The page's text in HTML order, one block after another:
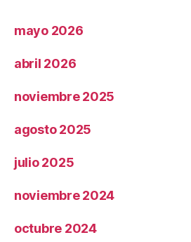
mayo 2026
abril 2026
noviembre 2025
agosto 2025
julio 2025
noviembre 2024
octubre 2024